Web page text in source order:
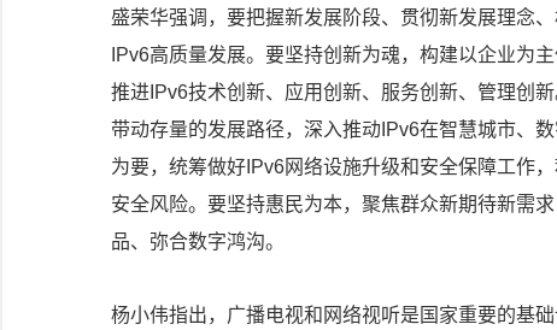
盛荣华强调，要把握新发展阶段、贯彻新发展理念
IPv6高质量发展。要坚持创新为魂，构建以企业为
推进IPv6技术创新、应用创新、服务创新、管理创
带动存量的发展路径，深入推动IPv6在智慧城市、
为要，统筹做好IPv6网络设施升级和安全保障工作
安全风险。要坚持惠民为本，聚焦群众新期待新需
品、弥合数字鸿沟。
杨小伟指出，广播电视和网络视听是国家重要的基